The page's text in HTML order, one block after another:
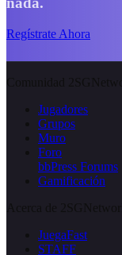
Regístrate Ahora
Jugadores
Grupos
Muro
Foro
bbPress Forums
Gamificación
JuegaFast
STAFF